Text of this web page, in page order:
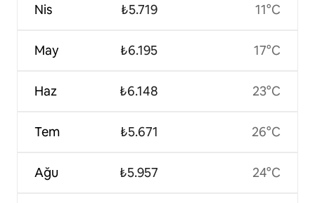
Nis
May
Haz
Tem
Ağu
₺5.719
₺6.195
₺6.148
₺5.671
₺5.957
11°C
17°C
23°C
26°C
24°C